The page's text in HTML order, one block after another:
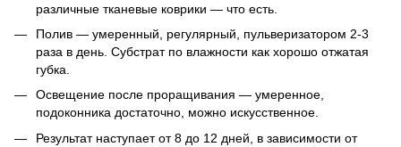
различные тканевые коврики — что есть.
Полив — умеренный, регулярный, пульверизатором 2-3
раза в день. Субстрат по влажности как хорошо отжатая
губка.
Освещение после проращивания — умеренное,
подоконника достаточно, можно искусственное.
Результат наступает от 8 до 12 дней, в зависимости от